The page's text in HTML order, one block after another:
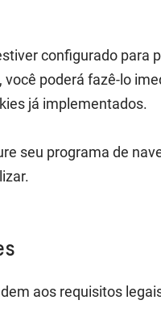
configurado
poderá fazê-lo
já implementados.
seu programa de
aos requisitos